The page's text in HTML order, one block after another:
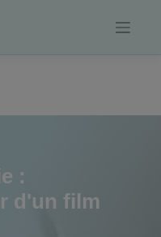
:
d'un film